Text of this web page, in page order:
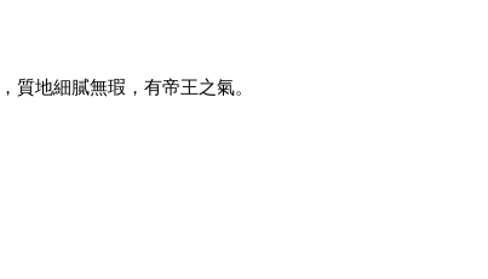
質地細膩無瑕，有帝王之氣。